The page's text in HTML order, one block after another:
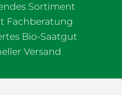
Sortiment
Fachberatung
Bio-Saatgut
Versand